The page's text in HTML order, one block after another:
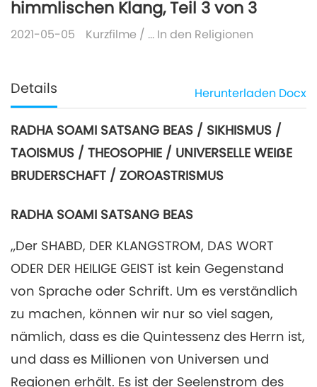
himmlischen Klang, Teil 3 von 3
2021-05-05 Kurzfilme / ... In den Religionen
Details Herunterladen Docx
RADHA SOAMI SATSANG BEAS / SIKHISMUS /
TAOISMUS / THEOSOPHIE / UNIVERSELLE WEIẞE
BRUDERSCHAFT / ZOROASTRISMUS
RADHA SOAMI SATSANG BEAS
„Der SHABD, DER KLANGSTROM, DAS WORT
ODER DER HEILIGE GEIST ist kein Gegenstand
von Sprache oder Schrift. Um es verständlich
zu machen, können wir nur so viel sagen,
nämlich, dass es die Quintessenz des Herrn ist,
und dass es Millionen von Universen und
Regionen erhält. Es ist der Seelenstrom des